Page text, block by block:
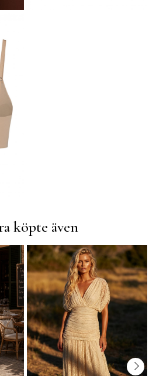
köpte även